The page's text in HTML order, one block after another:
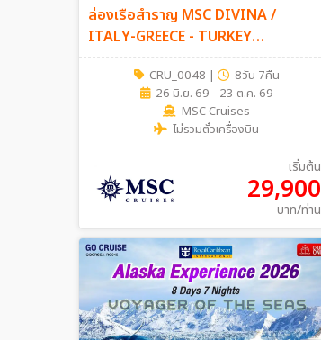
ล่องเรือสำราญ MSC DIVINA /
ITALY-GREECE - TURKEY
(CIVITAVECCHIA(ROME)-
MYKONOS-KUSADASI-
MARMARIS,-NAPLES-
(CIVITAVECCHIA) 8วัน 7คืน
CRU_0048 |
8วัน 7คืน
26 มิ.ย. 69 - 23 ต.ค. 69
MSC Cruises
ไม่รวมตั๋วเครื่องบิน
เริ่มต้น
29,900
บาท/ท่าน